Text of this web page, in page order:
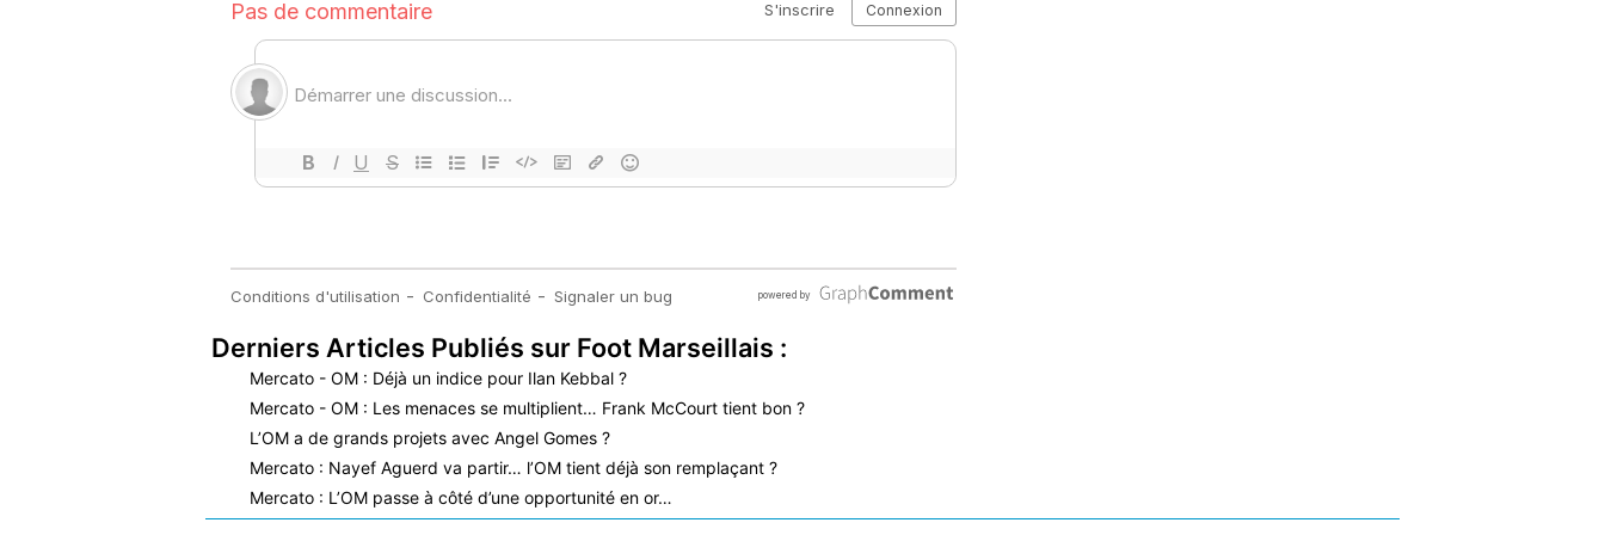
Derniers Articles Publiés sur Foot Marseillais :
Mercato - OM : Déjà un indice pour Ilan Kebbal ?
Mercato - OM : Les menaces se multiplient… Frank McCourt tient bon ?
L’OM a de grands projets avec Angel Gomes ?
Mercato : Nayef Aguerd va partir… l’OM tient déjà son remplaçant ?
Mercato : L’OM passe à côté d’une opportunité en or…